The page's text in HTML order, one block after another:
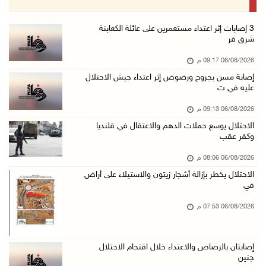
إصابتان بالرصاص والاعتداء خلال اقتحام الاحتلا ...
06/آب/2026 06:56 م
الاحتلال يسلم جثمان الشهيد علاء صبيح من قرية ...
06/آب/2026 06:38 م
دودين والتميمي يسلمان قرار تخصيص أرض لصالح مد ...
بيت لحم: حجاوي يتفقد بلدة نحالين ويطلع على اح ...
06/آب/2026 06:13 م
الاحتلال يغلق محيط دوار الزايد ويقتحم محال تج ...
"النقل والمواصلات" تطلق حملة لترخيص الجرارات ...
‏3 إصابات إثر اعتداء مستعمرين على عائلة الكعابنة
شرق قر
06/08/2026 09:17 م
إصابة مسن بجروح ورضوض إثر اعتداء جيش الاحتلال
عليه في ت
06/08/2026 09:13 م
الاحتلال يوسع حملات الدهم والاعتقال في قلنديا
وكفر عقب
06/08/2026 08:06 م
الاحتلال يخطر بإزالة أشجار زيتون والاستيلاء على أراض
في
06/08/2026 07:53 م
إصابتان بالرصاص والاعتداء خلال اقتحام الاحتلال
جنين